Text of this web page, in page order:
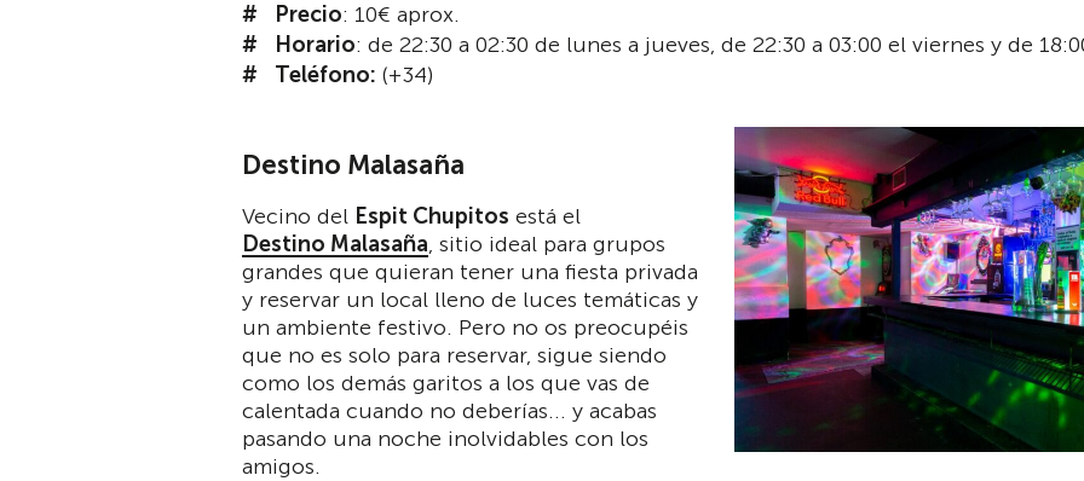
Precio: 10€ aprox.
Horario: de 22:30 a 02:30 de lunes a jueves, de 22:30 a 03:00 el viernes y de
Teléfono: (+34)
Destino Malasaña
Vecino del Espit Chupitos está el
Destino Malasaña, sitio ideal para grupos
grandes que quieran tener una fiesta privada
y reservar un local lleno de luces temáticas y
un ambiente festivo. Pero no os preocupéis
que no es solo para reservar, sigue siendo
como los demás garitos a los que vas de
calentada cuando no deberías... y acabas
pasando una noche inolvidables con los
amigos.